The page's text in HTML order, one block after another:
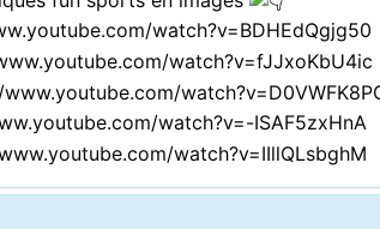
watch?v=BDHEdQgjg50
watch?v=fJJxoKbU4ic
watch?v=-ISAF5zxHnA
watch?v=IIllQLsbghM